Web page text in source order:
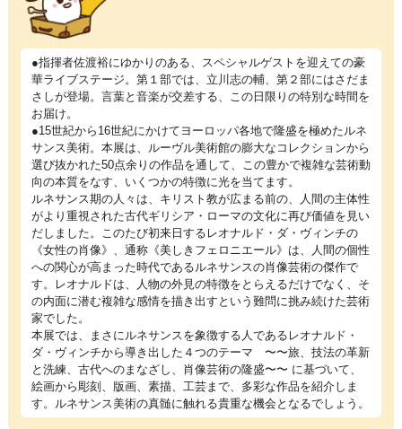
●指揮者佐渡裕にゆかりのある、スペシャルゲストを迎えての豪
華ライブステージ。第１部では、立川志の輔、第２部にはさだま
さしが登場。言葉と音楽が交差する、この日限りの特別な時間を
お届け。
●15世紀から16世紀にかけてヨーロッパ各地で隆盛を極めたルネ
サンス美術。本展は、ルーヴル美術館の膨大なコレクションから
選び抜かれた50点余りの作品を通して、この豊かで複雑な芸術動
向の本質をなす、いくつかの特徴に光を当てます。
ルネサンス期の人々は、キリスト教が広まる前の、人間の主体性
がより重視された古代ギリシア・ローマの文化に再び価値を見い
だしました。このたび初来日するレオナルド・ダ・ヴィンチの
《女性の肖像》、通称《美しきフェロニエール》は、人間の個性
への関心が高まった時代であるルネサンスの肖像芸術の傑作で
す。レオナルドは、人物の外見の特徴をとらえるだけでなく、そ
の内面に潜む複雑な感情を描き出すという難問に挑み続けた芸術
家でした。
本展では、まさにルネサンスを象徴する人であるレオナルド・
ダ・ヴィンチから導き出した４つのテーマ 〜〜旅、技法の革新
と洗練、古代へのまなざし、肖像芸術の隆盛〜〜 に基づいて、
絵画から彫刻、版画、素描、工芸まで、多彩な作品を紹介しま
す。ルネサンス美術の真髄に触れる貴重な機会となるでしょう。